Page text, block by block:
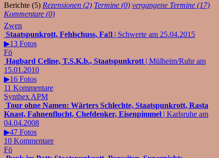
Berichte (5) Rezensionen (2) Termine (0) vergangene Termine (17)
Kommentare (0)
Zwen
Staatspunkrott, Fehlschuss, Fa!l | Schwerte am 25.04.2015
▶13 Fotos
Fö
Hagbard Celine, T.S.K.b., Staatspunkrott | Mülheim/Ruhr am
15.01.2010
▶16 Fotos
11 Kommentare
Synthex APM
Tour ohne Namen: Wärters Schlechte, Staatspunkrott, Rasta
Knast, Fahnenflucht, Chefdenker, Eisenpimmel | Karlsruhe am
04.04.2008
▶47 Fotos
10 Kommentare
Fö